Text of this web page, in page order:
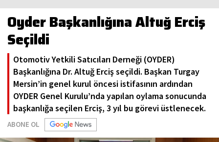
Oyder Başkanlığına Altuğ Erciş
Seçildi
Otomotiv Yetkili Satıcıları Derneği (OYDER)
Başkanlığına Dr. Altuğ Erciş seçildi. Başkan Turgay
Mersin’in genel kurul öncesi istifasının ardından
OYDER Genel Kurulu’nda yapılan oylama sonucunda
başkanlığa seçilen Erciş, 3 yıl bu görevi üstlenecek.
ABONE OL